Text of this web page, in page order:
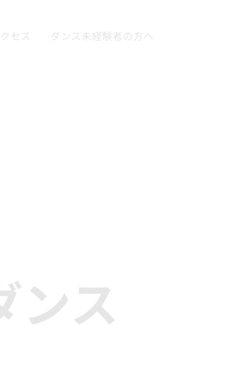
セス ダンス未経験者の方へ
ス